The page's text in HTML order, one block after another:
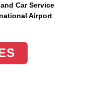
Car Service
Airport